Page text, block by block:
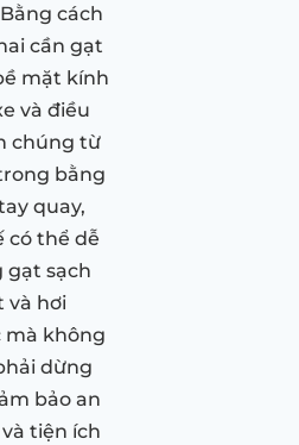
cách
cần gạt
mặt kính
và điều
chúng từ
bằng
quay,
có thể dễ
gạt sạch
và hơi
mà không
dừng
bảo an
tiện ích